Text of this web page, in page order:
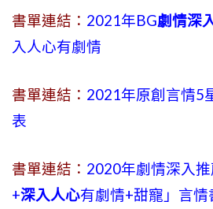
書單連結： 2021年BG劇情深
入人心有劇情
書單連結： 2021年原創言情5
表
書單連結： 2020年劇情深入
+深入人心有劇情+甜寵」言情